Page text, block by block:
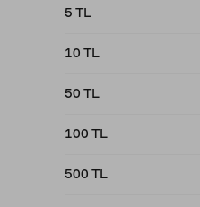
5 TL
10 TL
50 TL
100 TL
500 TL